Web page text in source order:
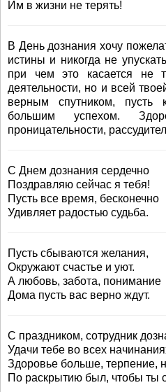
Им в жизни не терять!
В День дознания хочу
истины и никогда не
при чем это касается не
деятельности, но и всей
верным спутником, пусть
большим успехом.
проницательности,
С Днем дознания сердечно
Поздравляю сейчас я тебя!
Пусть все время, бесконечно
Удивляет радостью судьба.
Пусть сбываются желания,
Окружают счастье и уют.
А любовь, забота, понимание
Дома пусть вас верно ждут.
С праздником, сотрудник
Удачи тебе во всех
Здоровье больше, терпение,
По раскрытию был, чтобы ты